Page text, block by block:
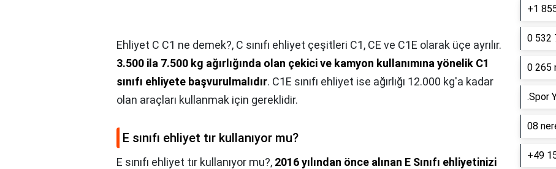
Ehliyet C C1 ne demek?, C sınıfı ehliyet çeşitleri C1, CE ve C1E olarak üçe ayrılır.
3.500 ila 7.500 kg ağırlığında olan çekici ve kamyon kullanımına yönelik C1
sınıfı ehliyete başvurulmalıdır. C1E sınıfı ehliyet ise ağırlığı 12.000 kg'a kadar
olan araçları kullanmak için gereklidir.
E sınıfı ehliyet tır kullanıyor mu?
E sınıfı ehliyet tır kullanıyor mu?, 2016 yılından önce alınan E Sınıfı ehliyetinizi
+1
0 532
0 265
.Spor
08
+49